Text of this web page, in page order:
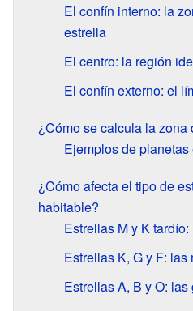
El confín interno: la
estrella
El centro: la región
El confín externo: el
¿Cómo se calcula la
Ejemplos de
¿Cómo afecta el tipo de
habitable?
Estrellas M y K
Estrellas K, G y F: las
Estrellas A, B y O: